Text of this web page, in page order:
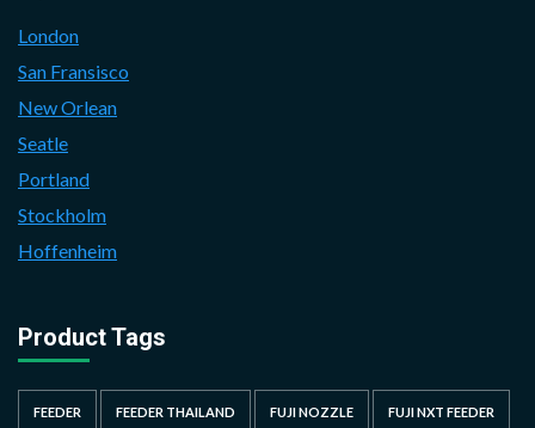
London
San Fransisco
New Orlean
Seatle
Portland
Stockholm
Hoffenheim
Product Tags
FEEDER FEEDER THAILAND FUJI NOZZLE FUJI NXT FEEDER